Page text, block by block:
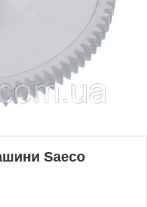
Saeco